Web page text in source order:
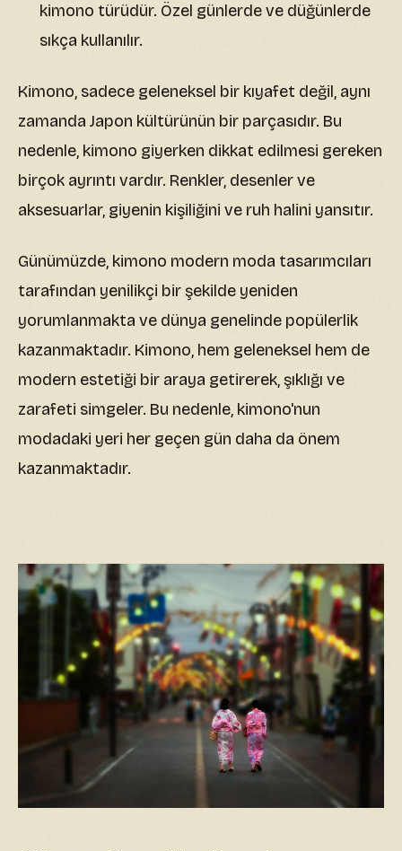
kimono türüdür. Özel günlerde ve düğünlerde
sıkça kullanılır.
Kimono, sadece geleneksel bir kıyafet değil, aynı
zamanda Japon kültürünün bir parçasıdır. Bu
nedenle, kimono giyerken dikkat edilmesi gereken
birçok ayrıntı vardır. Renkler, desenler ve
aksesuarlar, giyenin kişiliğini ve ruh halini yansıtır.
Günümüzde, kimono modern moda tasarımcıları
tarafından yenilikçi bir şekilde yeniden
yorumlanmakta ve dünya genelinde popülerlik
kazanmaktadır. Kimono, hem geleneksel hem de
modern estetiği bir araya getirerek, şıklığı ve
zarafeti simgeler. Bu nedenle, kimono'nun
modadaki yeri her geçen gün daha da önem
kazanmaktadır.